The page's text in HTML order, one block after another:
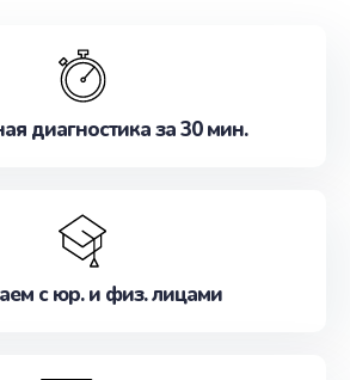
Не медлите записаться на
диагностика за 30 мин.
с юр. и физ. лицами